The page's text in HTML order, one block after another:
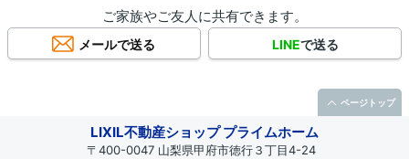
ご家族やご友人に共有できます。
メールで送る LINEで送る
LIXIL不動産ショップ プライムホーム
〒400-0047 山梨県甲府市徳行３丁目4-24
ページトップ